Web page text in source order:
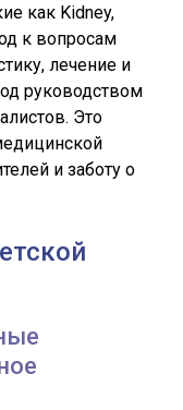
как Kidney,
к вопросам
лечение и
руководством
Это
и заботу о